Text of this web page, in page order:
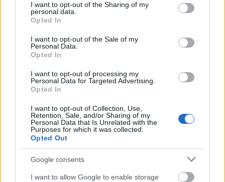
not limited to your visit or usage behaviour. You may click to
grant or deny consent to Google and its third-party tags to
use your data for below specified purposes in below Google
consent section.
I want to opt-out of the Sharing of my
personal data.
Opted In
I want to opt-out of the Sale of my
Personal Data.
Opted In
I want to opt-out of processing my
Personal Data for Targeted Advertising.
Opted In
I want to opt-out of Collection, Use,
Retention, Sale, and/or Sharing of my
Personal Data that Is Unrelated with the
Purposes for which it was collected.
Opted Out
Google consents
I want to allow Google to enable storage
kavarog a korai Captain Beefheartra jellemző
dadaista blues, a The 13th Floor Elevators űrbe lőtt
pszichedéliája, de a The Sonics vagy a The Premiers
húzós punk-rockja is. Ráadásul a fellépéseiket
jellemző frissesség sem veszett ki belőlük az évek
során, így a Mark Ronsonnal felvett Arabia Mountain
pont annyira jó aláfestő zene egy nyitott tetejű
Thunderbirddel való száguldozáshoz, mint a 200
Million Thousand fuzz-os zajcsiholása. Idén pedig
előálltak karrierjük első konceptlemezével (ami
egyben a műfaj kigúnyolása is), a Sean Lennon által
producerelt Satan's Graffiti Or God's Art?-tal, ami
több szempontból is vízválasztó a karrierükben.
Nem csak azért, mert még Yoko Ono is
vendégeskedik rajta, hanem mert ez a jelenlegi ötfős